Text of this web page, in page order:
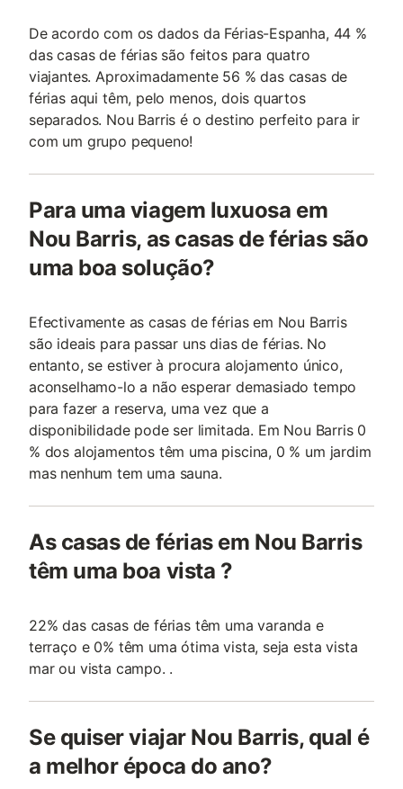
De acordo com os dados da Férias-Espanha, 44 %
das casas de férias são feitos para quatro
viajantes. Aproximadamente 56 % das casas de
férias aqui têm, pelo menos, dois quartos
separados. Nou Barris é o destino perfeito para ir
com um grupo pequeno!
Para uma viagem luxuosa em
Nou Barris, as casas de férias são
uma boa solução?
Efectivamente as casas de férias em Nou Barris
são ideais para passar uns dias de férias. No
entanto, se estiver à procura alojamento único,
aconselhamo-lo a não esperar demasiado tempo
para fazer a reserva, uma vez que a
disponibilidade pode ser limitada. Em Nou Barris 0
% dos alojamentos têm uma piscina, 0 % um jardim
mas nenhum tem uma sauna.
As casas de férias em Nou Barris
têm uma boa vista ?
22% das casas de férias têm uma varanda e
terraço e 0% têm uma ótima vista, seja esta vista
mar ou vista campo. .
Se quiser viajar Nou Barris, qual é
a melhor época do ano?